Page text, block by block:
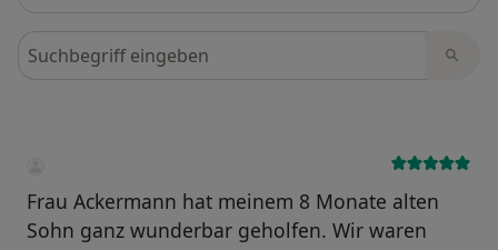
Bewertungen durchsuchen
Frau Ackermann hat meinem 8 Monate alten
Sohn ganz wunderbar geholfen. Wir waren